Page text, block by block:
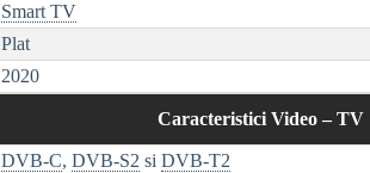
Smart TV
Plat
2020
Caracteristici Video – TV
DVB-C,DVB-S2 siDVB-T2